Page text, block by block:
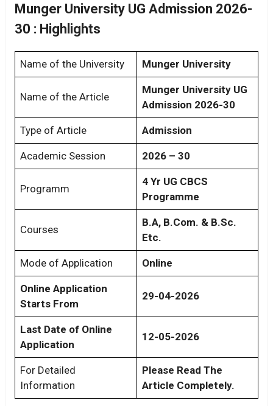
Munger University UG Admission 2026-
30 : Highlights
Name of the University Munger University
Name of the Article
Munger University UG
Admission 2026-30
Type of Article Admission
Academic Session 2026 – 30
Programm
4 Yr UG CBCS
Programme
Courses
B.A, B.Com. & B.Sc.
Etc.
Mode of Application Online
Online Application
Starts From
29-04-2026
Last Date of Online
Application
12-05-2026
For Detailed
Information
Please Read The
Article Completely.